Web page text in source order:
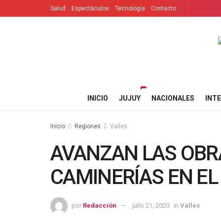
Salud Espectáculos Tecnología Contacto
INICIO JUJUY NACIONALES
Inicio Regiones Valles
AVANZAN LAS
CAMINERÍAS EN
por Redacción julio 21, 2020 in Valles